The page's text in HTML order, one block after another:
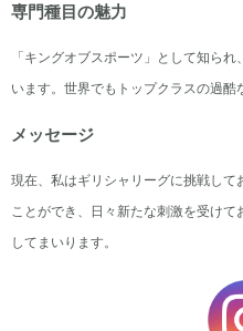
専門種目の魅力
「キングオブスポーツ」として知ら
います。世界でもトップクラスの過酷
メッセージ
現在、私はギリシャリーグに挑戦し
ことができ、日々新たな刺激を受け
してまいります。